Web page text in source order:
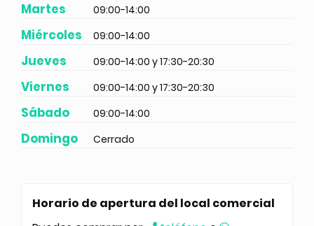
Martes 09:00-14:00
Miércoles 09:00-14:00
Jueves 09:00-14:00 y 17:30-20:30
Viernes 09:00-14:00 y 17:30-20:30
Sábado 09:00-14:00
Domingo Cerrado
Horario de apertura del local comercial